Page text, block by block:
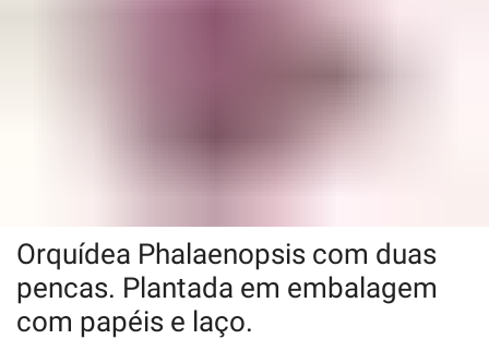
Orquídea Phalaenopsis com duas
pencas. Plantada em embalagem
com papéis e laço.